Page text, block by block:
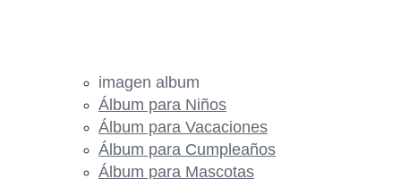
imagen album
Álbum para Niños
Álbum para Vacaciones
Álbum para Cumpleaños
Álbum para Mascotas